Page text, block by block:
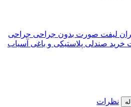
لیفت صورت بدون جراحی جراحی
خرید صندلی پلاستیکی و باغی آسیاب
نظرات